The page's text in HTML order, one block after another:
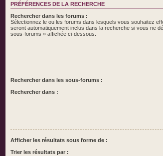
PRÉFÉRENCES DE LA RECHERCHE
Rechercher dans les forums :
Sélectionnez le ou les forums dans lesquels vous souhaitez
seront automatiquement inclus dans la recherche si vous ne
sous-forums » affichée ci-dessous.
Rechercher dans les sous-forums :
Rechercher dans :
Afficher les résultats sous forme de :
Trier les résultats par :